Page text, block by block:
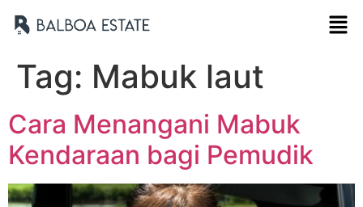
Tag: Mabuk laut
Cara Menangani Mabuk
Kendaraan bagi Pemudik